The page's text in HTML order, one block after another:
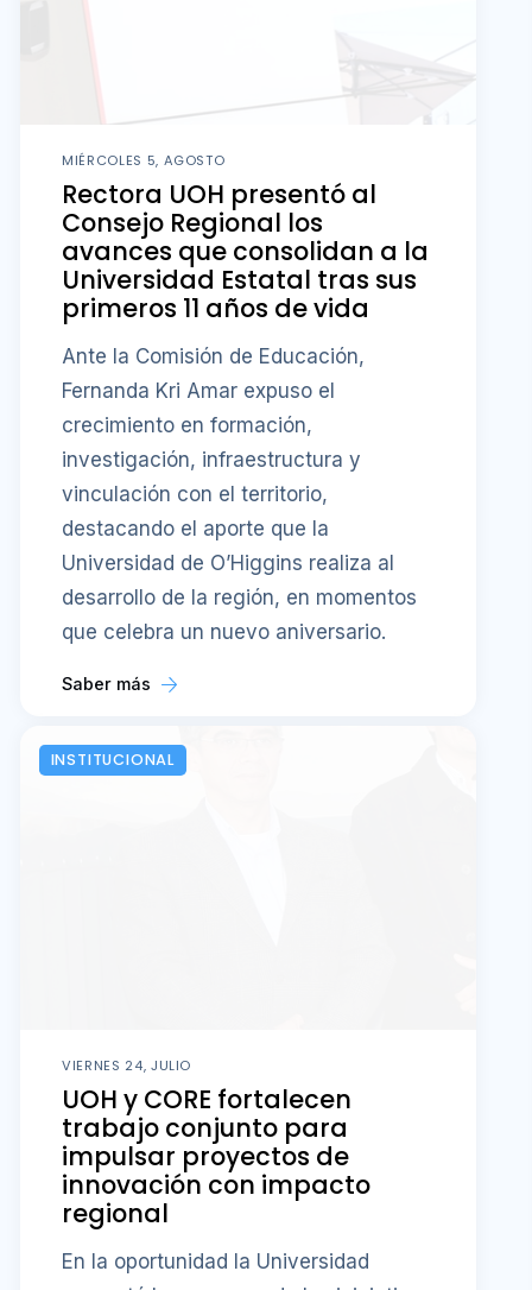
MIÉRCOLES 5, AGOSTO
Rectora UOH presentó al
Consejo Regional los
avances que consolidan a la
Universidad Estatal tras sus
primeros 11 años de vida
Ante la Comisión de Educación,
Fernanda Kri Amar expuso el
crecimiento en formación,
investigación, infraestructura y
vinculación con el territorio,
destacando el aporte que la
Universidad de O’Higgins realiza al
desarrollo de la región, en momentos
que celebra un nuevo aniversario.
Saber más
INSTITUCIONAL
VIERNES 24, JULIO
UOH y CORE fortalecen
trabajo conjunto para
impulsar proyectos de
innovación con impacto
regional
En la oportunidad la Universidad